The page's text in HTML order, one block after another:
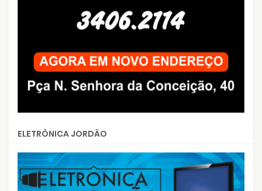
ELETRÔNICA JORDÃO